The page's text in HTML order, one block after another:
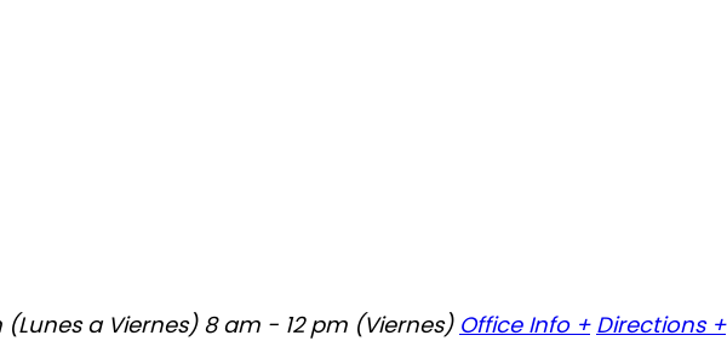
a Viernes) 8 am - 12 pm (Viernes) Office Info + Directions +